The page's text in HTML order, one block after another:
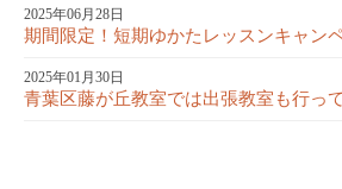
2025年06月28日
期間限定！短期ゆかたレッスンキャン
2025年01月30日
青葉区藤が丘教室では出張教室も行っ